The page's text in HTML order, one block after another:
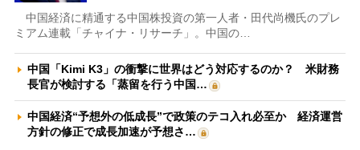
中国経済に精通する中国株投資の第一人者・田代尚機氏のプレ
ミアム連載「チャイナ・リサーチ」。中国の…
中国「Kimi K3」の衝撃に世界はどう対応するのか？ 米財務
長官が検討する「蒸留を行う中国…
中国経済“予想外の低成長”で政策のテコ入れ必至か 経済運営
方針の修正で成長加速が予想さ…